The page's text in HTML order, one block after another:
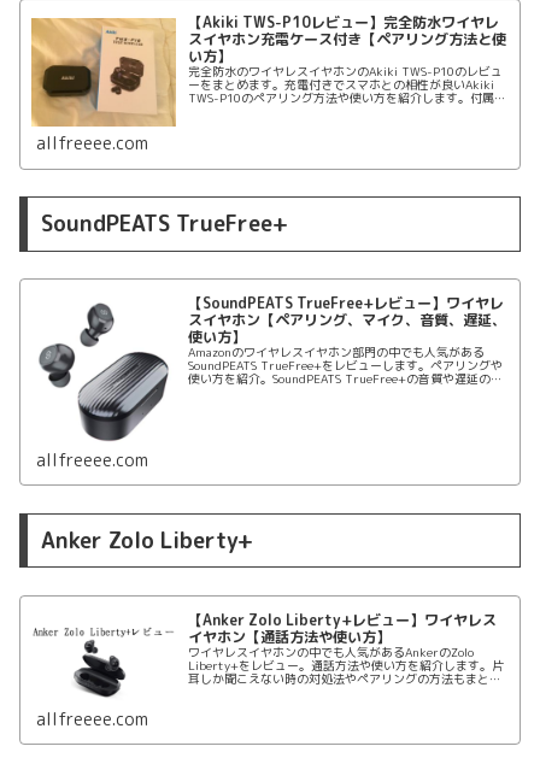
【Akiki TWS-P10レビュー】完全防水ワイヤレ
スイヤホン充電ケース付き【ペアリング方法と使
い方】
完全防水のワイヤレスイヤホンのAkiki TWS-P10のレビュ
ーをまとめます。充電付きでスマホとの相性が良いAkiki
TWS-P10のペアリング方法や使い方を紹介します。付属
allfreeee.com
SoundPEATS TrueFree+
【SoundPEATS TrueFree+レビュー】ワイヤレ
スイヤホン【ペアリング、マイク、音質、遅延、
使い方】
Amazonのワイヤレスイヤホン部門の中でも人気がある
SoundPEATS TrueFree+をレビューします。ペアリングや
使い方を紹介。SoundPEATS TrueFree+の音質や遅延の問
allfreeee.com
Anker Zolo Liberty+
【Anker Zolo Liberty+レビュー】ワイヤレス
イヤホン【通話方法や使い方】
ワイヤレスイヤホンの中でも人気があるAnkerのZolo
Liberty+をレビュー。通話方法や使い方を紹介します。片
耳しか聞こえない時の対処法やペアリングの方法もまとめ
allfreeee.com